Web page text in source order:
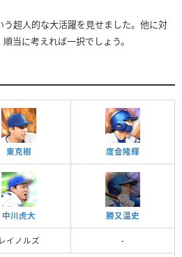
超人的な大活躍を見せました。他に対
当に考えれば一択でしょう。
東克樹
度会隆輝
中川虎大 勝又温史
レイノルズ -